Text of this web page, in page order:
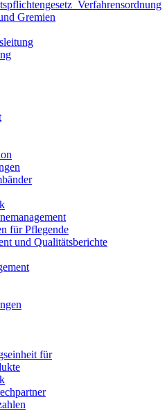
Gremien
für Pflegende
und Qualitätsberichte
für